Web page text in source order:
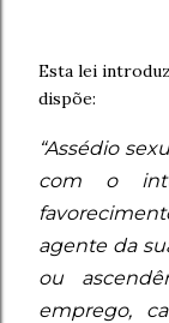
Esta lei
dispõe:
“Assédio
com o
agente da
ou
emprego,